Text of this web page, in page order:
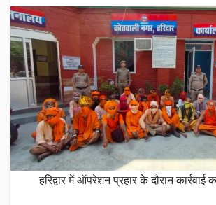
हरिद्वार में ऑपरेशन प्रहार के दौरान कार्रवाई